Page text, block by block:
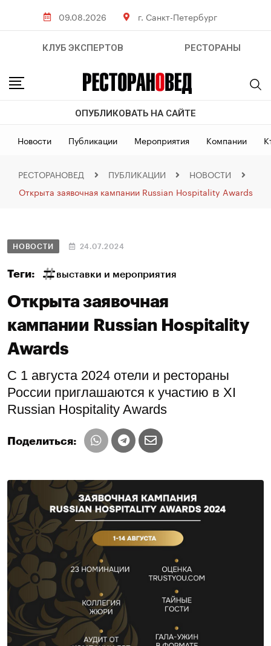
09.08.2026 г. Санкт-Петербург
КЛУБ ЭКСПЕРТОВ РЕСТОРАНЫ
ОПУБЛИКОВАТЬ НА САЙТЕ
Новости Публикации Мероприятия Компании
РЕСТОРАНОВЕД ПУБЛИКАЦИИ
НОВОСТИ
Открыта заявочная кампании Russian Hospitality Awards
НОВОСТИ 24.07.2024
Теги: выставки и мероприятия
Открыта заявочная
кампании Russian Hospitality
Awards
С 1 августа 2024 отели и рестораны
России приглашаются к участию в XI
Russian Hospitality Awards
Поделиться: